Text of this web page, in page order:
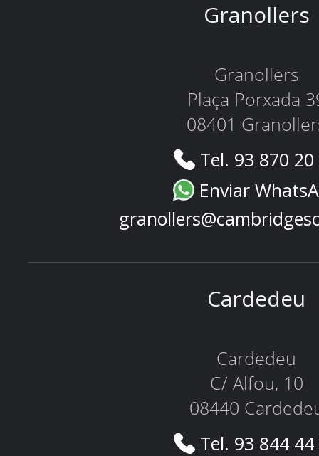
Granollers
Granollers
Plaça Porxada
08401
Tel. 93 870
Enviar
Cardedeu
Cardedeu
C/ Alfou, 10
08440
Tel. 93 844